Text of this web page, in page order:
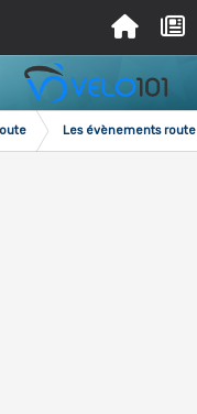
Les évènements route